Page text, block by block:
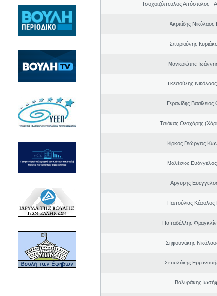
Τσοχατζόπουλος Απόστολος -
Ακριτίδης Νικόλαος
Σπυριούνης
Μαγκριώτης
Γκεσούλης
Γερανίδης
Τσιόκας Θεοχάρης
Κίρκος Γεώργιος
Μαλέσιος
Αργύρης
Παπούλιας Κάρολος
Παπαδέλλης
Σηφουνάκης
Σκουλάκης
Βαλυράκης